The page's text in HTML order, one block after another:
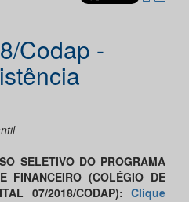
Codap -
SELETIVO DO PROGRAMA
FINANCEIRO (COLÉGIO DE
07/2018/CODAP): Clique